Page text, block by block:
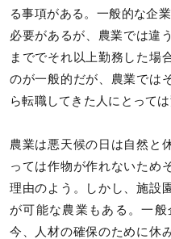
る事項がある。一般的な企
必要があるが、農業では違
まででそれ以上勤務した場
のが一般的だが、農業では
ら転職してきた人にとっては
農業は悪天候の日は自然と
っては作物が作れないため
理由のよう。しかし、施設
が可能な農業もある。一
今、人材の確保のために休